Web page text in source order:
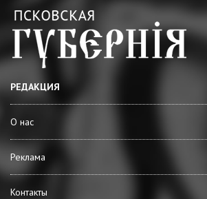
РЕДАКЦИЯ
О нас
Реклама
Контакты